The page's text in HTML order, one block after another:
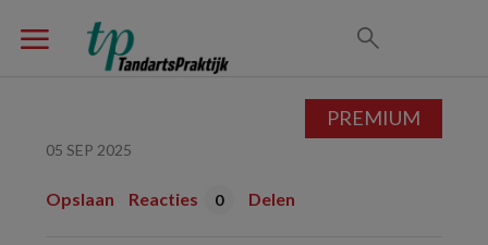
05 SEP 2025
Opslaan Reacties 0 Delen
PREMIUM